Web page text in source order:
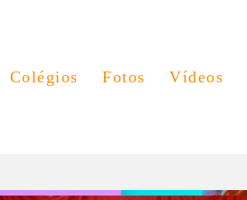
Colégios Fotos Vídeos